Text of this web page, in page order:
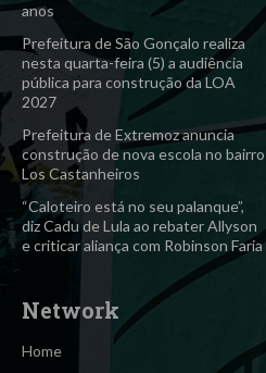
anos
Prefeitura de São Gonçalo realiza
nesta quarta-feira (5) a audiência
pública para construção da LOA
2027
Prefeitura de Extremoz anuncia
construção de nova escola no bairro
Los Castanheiros
“Caloteiro está no seu palanque”,
diz Cadu de Lula ao rebater Allyson
e criticar aliança com Robinson Faria
Network
Home